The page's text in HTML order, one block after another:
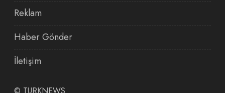
Reklam
Haber Gönder
İletişim